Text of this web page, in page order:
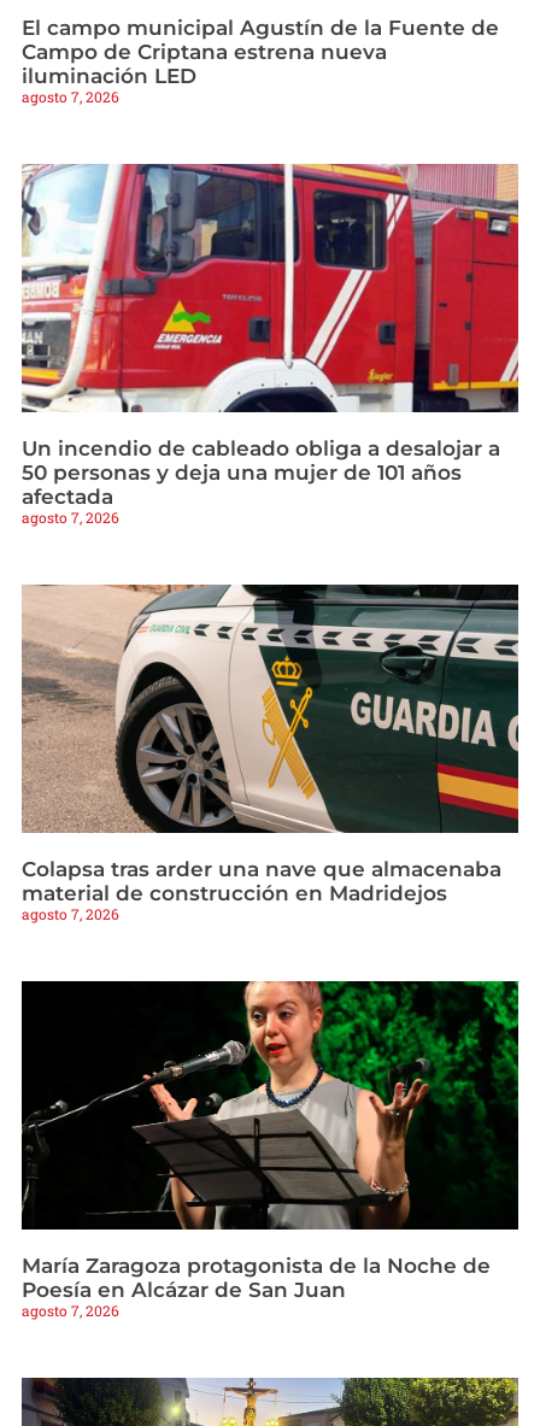
El campo municipal Agustín de la Fuente de
Campo de Criptana estrena nueva
iluminación LED
agosto 7, 2026
Un incendio de cableado obliga a desalojar a
50 personas y deja una mujer de 101 años
afectada
agosto 7, 2026
Colapsa tras arder una nave que almacenaba
material de construcción en Madridejos
agosto 7, 2026
María Zaragoza protagonista de la Noche de
Poesía en Alcázar de San Juan
agosto 7, 2026